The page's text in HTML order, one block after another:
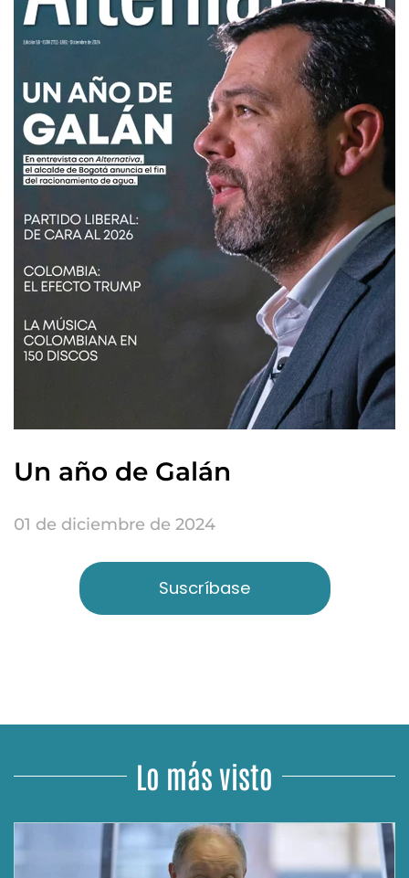
Un año de Galán
01 de diciembre de 2024
Suscríbase
Lo más visto